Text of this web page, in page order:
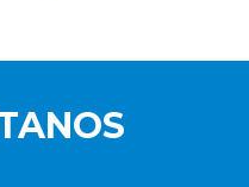
a 5 ejes